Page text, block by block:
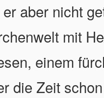
aber nicht
mit
einem
die Zeit